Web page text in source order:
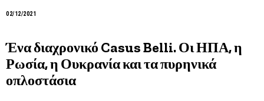
02/12/2021
Ένα διαχρονικό Casus Belli. Οι ΗΠΑ, η
Ρωσία, η Ουκρανία και τα πυρηνικά
οπλοστάσια